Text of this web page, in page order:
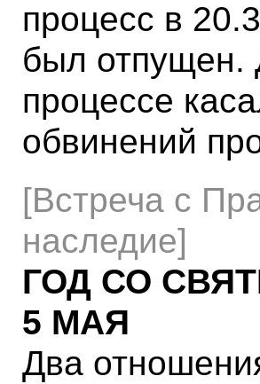
процесс в
был отпущен.
процессе
обвинений
[Встреча с
наследие]
ГОД СО
5 МАЯ
Два